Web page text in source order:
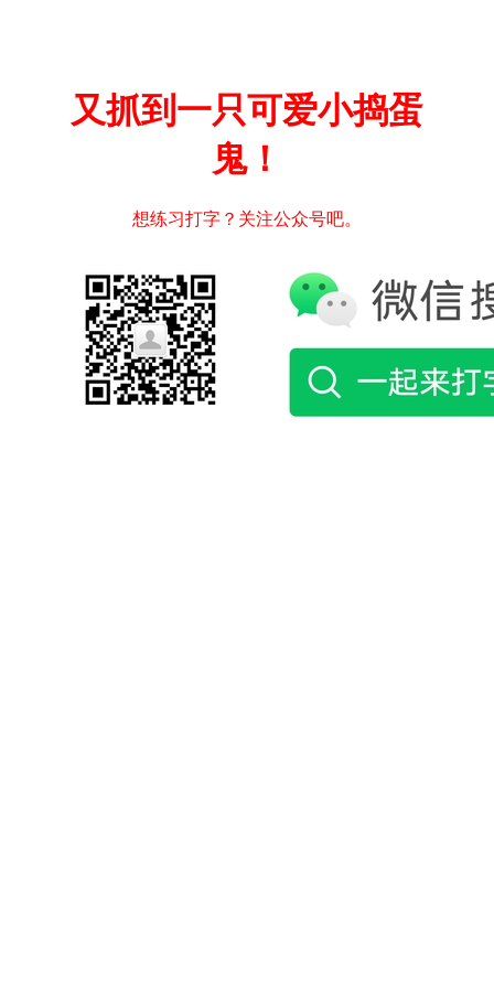
又抓到一只可爱小捣蛋
鬼！
想练习打字？关注公众号吧。